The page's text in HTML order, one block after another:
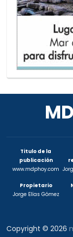
Titulo de la
publicación
www.mdphoy.com
Propietario
Jorge Elías Gómez
Copyright © 2026